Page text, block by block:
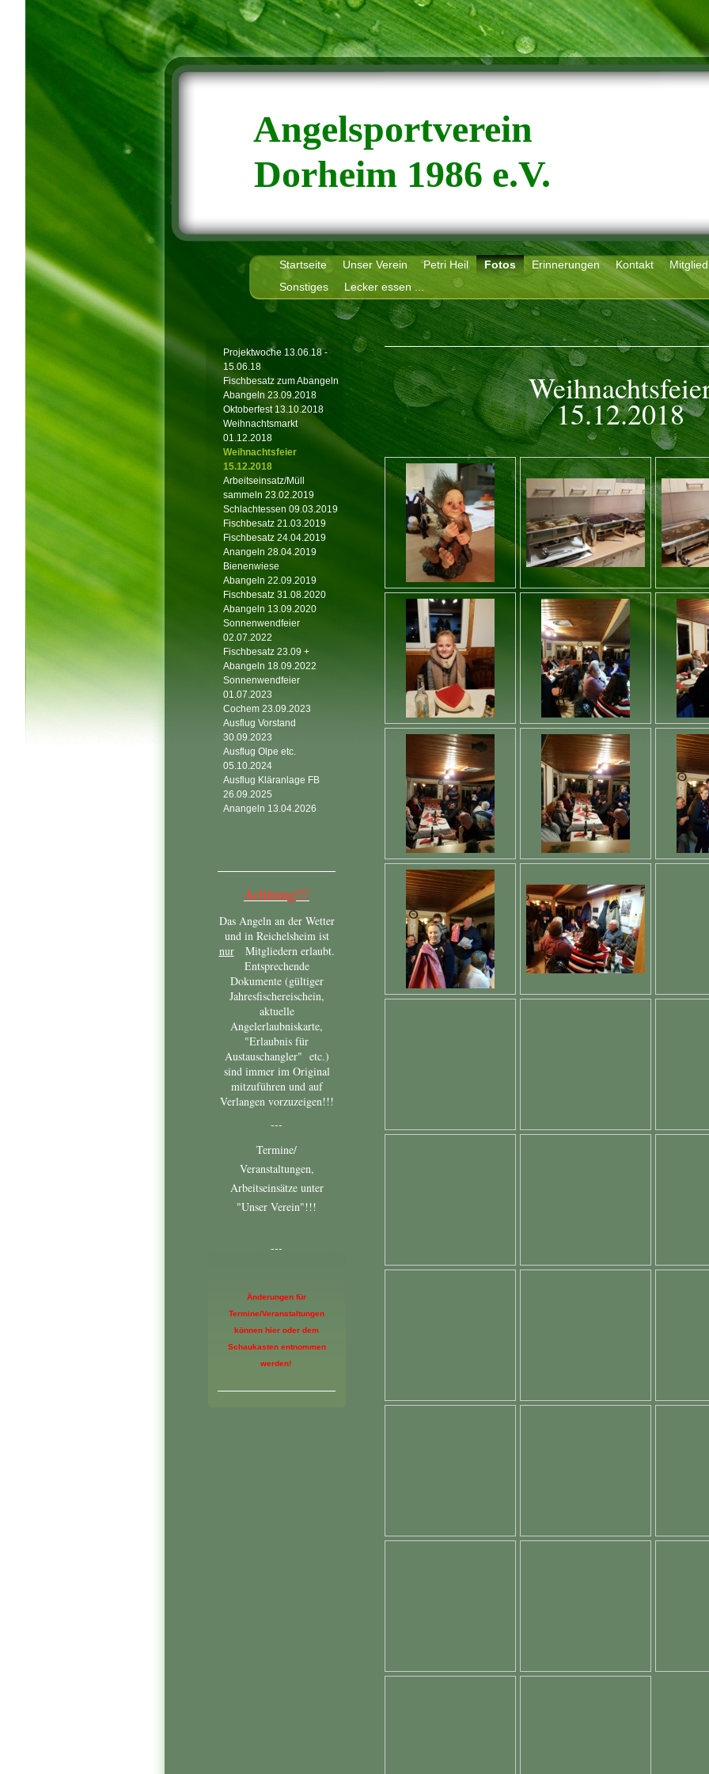
Angelsportverein
Dorheim 1986 e.V.
Startseite Unser Verein Petri Heil Fotos Erinnerungen Kontakt
Sonstiges
Lecker essen ...
15.12.2018
Projektwoche 13.06.18 -
15.06.18
Fischbesatz zum Abangeln
Abangeln 23.09.2018
Oktoberfest 13.10.2018
Weihnachtsmarkt
01.12.2018
Weihnachtsfeier
15.12.2018
Arbeitseinsatz/Müll
sammeln 23.02.2019
Schlachtessen 09.03.2019
Fischbesatz 21.03.2019
Fischbesatz 24.04.2019
Anangeln 28.04.2019
Bienenwiese
Abangeln 22.09.2019
Fischbesatz 31.08.2020
Abangeln 13.09.2020
Sonnenwendfeier
02.07.2022
Fischbesatz 23.09 +
Abangeln 18.09.2022
Sonnenwendfeier
01.07.2023
Cochem 23.09.2023
Ausflug Vorstand
30.09.2023
Ausflug Olpe etc.
05.10.2024
Ausflug Kläranlage FB
26.09.2025
Anangeln 13.04.2026
Achtung!!!
Das Angeln an der Wetter
und in Reichelsheim ist
nurMitgliedern erlaubt.
Entsprechende
Dokumente (gültiger
Jahresfischereischein,
aktuelle
Angelerlaubniskarte,
"Erlaubnis für
Austauschangler" etc.)
sind immer im Original
mitzuführen und auf
Verlangen vorzuzeigen!!!
---
Termine/
Veranstaltungen,
Arbeitseinsätze unter
"Unser Verein"!!!
---
Änderungen für
Termine/Veranstaltungen
können hier oder dem
Schaukasten entnommen
werden!